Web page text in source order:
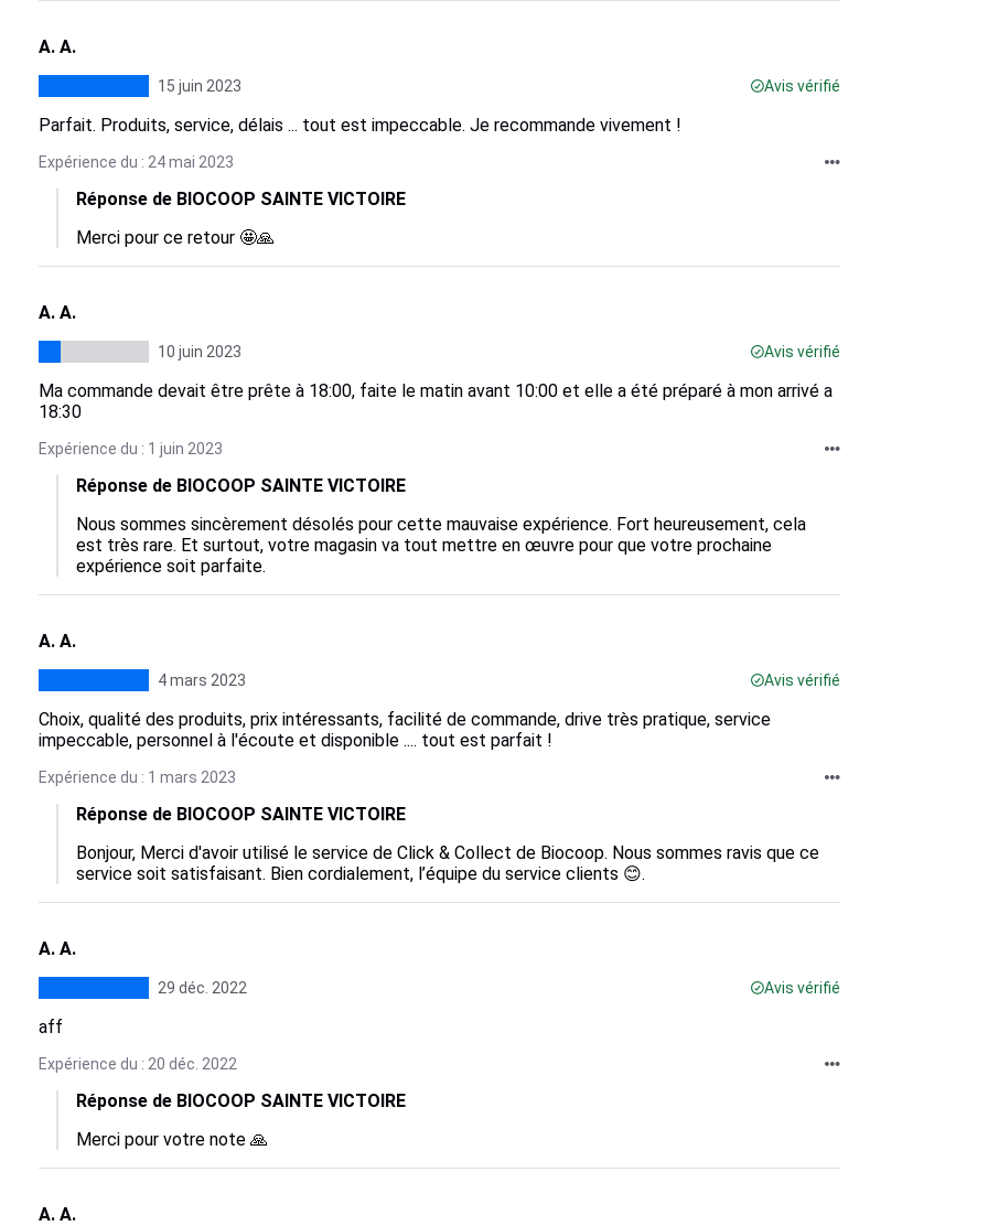
A. A.
15 juin 2023 Avis vérifié
Parfait. Produits, service, délais ... tout est impeccable. Je recommande vivement !
Expérience du : 24 mai 2023
Réponse de BIOCOOP SAINTE VICTOIRE
Merci pour ce retour 🤩🙏
A. A.
10 juin 2023 Avis vérifié
Ma commande devait être prête à 18:00, faite le matin avant 10:00 et elle a été préparé à mon arrivé a
18:30
Expérience du : 1 juin 2023
Réponse de BIOCOOP SAINTE VICTOIRE
Nous sommes sincèrement désolés pour cette mauvaise expérience. Fort heureusement, cela
est très rare. Et surtout, votre magasin va tout mettre en œuvre pour que votre prochaine
expérience soit parfaite.
A. A.
4 mars 2023 Avis vérifié
Choix, qualité des produits, prix intéressants, facilité de commande, drive très pratique, service
impeccable, personnel à l'écoute et disponible .... tout est parfait !
Expérience du : 1 mars 2023
Réponse de BIOCOOP SAINTE VICTOIRE
Bonjour, Merci d'avoir utilisé le service de Click & Collect de Biocoop. Nous sommes ravis que ce
service soit satisfaisant. Bien cordialement, l’équipe du service clients 😊.
A. A.
29 déc. 2022 Avis vérifié
aff
Expérience du : 20 déc. 2022
Réponse de BIOCOOP SAINTE VICTOIRE
Merci pour votre note 🙏
A. A.